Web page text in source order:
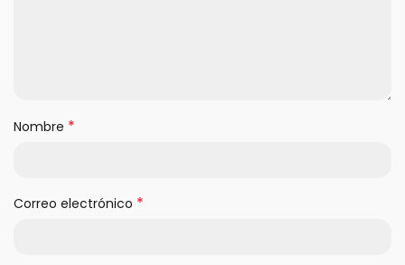
Nombre *
Correo electrónico *